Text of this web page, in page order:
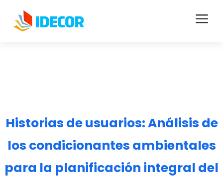
a
Historias de usuarios: Análisis de
los condicionantes ambientales
para la planificación integral del